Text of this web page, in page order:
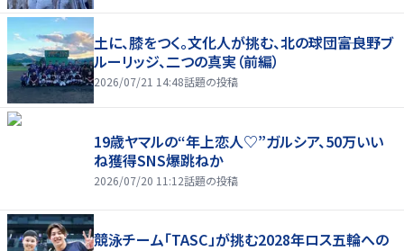
土に、膝をつく。文化人が挑む、北の球団――富良野ブ
ルーリッジ、二つの真実（前編）
2026/07/21 14:48話題の投稿
19歳ヤマルの“年上恋人♡”ガルシア、50万いい
ね獲得SNS爆跳ねか
2026/07/20 11:12話題の投稿
競泳チーム「TASC」が挑む2028年ロス五輪への